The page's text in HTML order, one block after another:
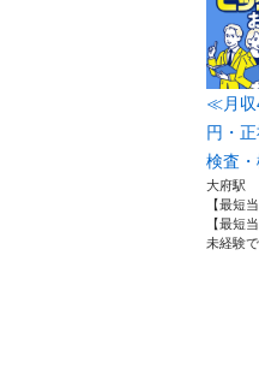
≪月収
円・
検査
大府駅
【最短
【最短
未経験で